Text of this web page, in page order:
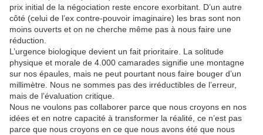
prix initial de la négociation reste encore exorbitant. D’un autre
côté (celui de l’ex contre-pouvoir imaginaire) les bras sont non
moins ouverts et on ne cherche même pas à nous faire une
réduction.
L’urgence biologique devient un fait prioritaire. La solitude
physique et morale de 4.000 camarades signifie une montagne
sur nos épaules, mais ne peut pourtant nous faire bouger d’un
millimètre. Nous ne sommes pas des irréductibles de l’erreur,
mais de l’évaluation critique.
Nous ne voulons pas collaborer parce que nous croyons en nos
idées et en notre capacité à transformer la réalité, ce n’est pas
parce que nous croyons en ce que nous avons été que nous